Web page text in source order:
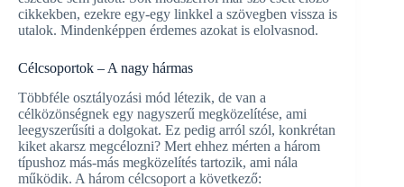
cikkekben, ezekre egy-egy linkkel a szövegben vissza is
utalok. Mindenképpen érdemes azokat is elolvasnod.
Célcsoportok – A nagy hármas
Többféle osztályozási mód létezik, de van a
célközönségnek egy nagyszerű megközelítése, ami
leegyszerűsíti a dolgokat. Ez pedig arról szól, konkrétan
kiket akarsz megcélozni? Mert ehhez mérten a három
típushoz más-más megközelítés tartozik, ami nála
működik. A három célcsoport a következő: